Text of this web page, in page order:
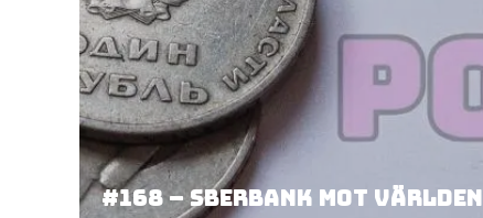
#168 – Sberbank mot världen